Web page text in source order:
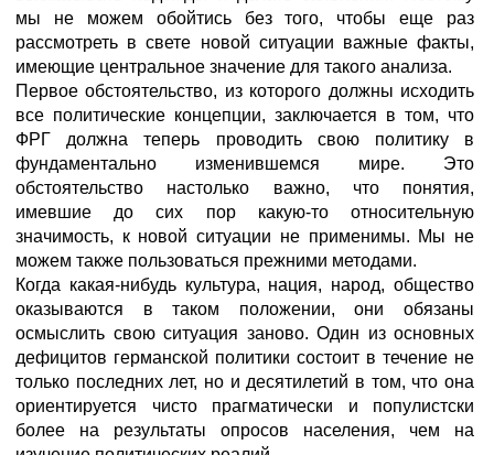
мы не можем обойтись без того, чтобы еще раз
рассмотреть в свете новой ситуации важные факты,
имеющие центральное значение для такого анализа.
Первое обстоятельство, из которого должны исходить
все политические концепции, заключается в том, что
ФРГ должна теперь проводить свою политику в
фундаментально изменившемся мире. Это
обстоятельство настолько важно, что понятия,
имевшие до сих пор какую-то относительную
значимость, к новой ситуации не применимы. Мы не
можем также пользоваться прежними методами.
Когда какая-нибудь культура, нация, народ, общество
оказываются в таком положении, они обязаны
осмыслить свою ситуация заново. Один из основных
дефицитов германской политики состоит в течение не
только последних лет, но и десятилетий в том, что она
ориентируется чисто прагматически и популистски
более на результаты опросов населения, чем на